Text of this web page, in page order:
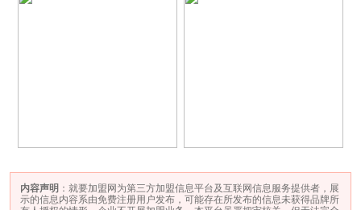
内容声明 ：就要加盟网为第三方加盟信息平台及互联网信息服务提供者，展
示的信息内容系由免费注册用户发布，可能存在所发布的信息未获得品牌所